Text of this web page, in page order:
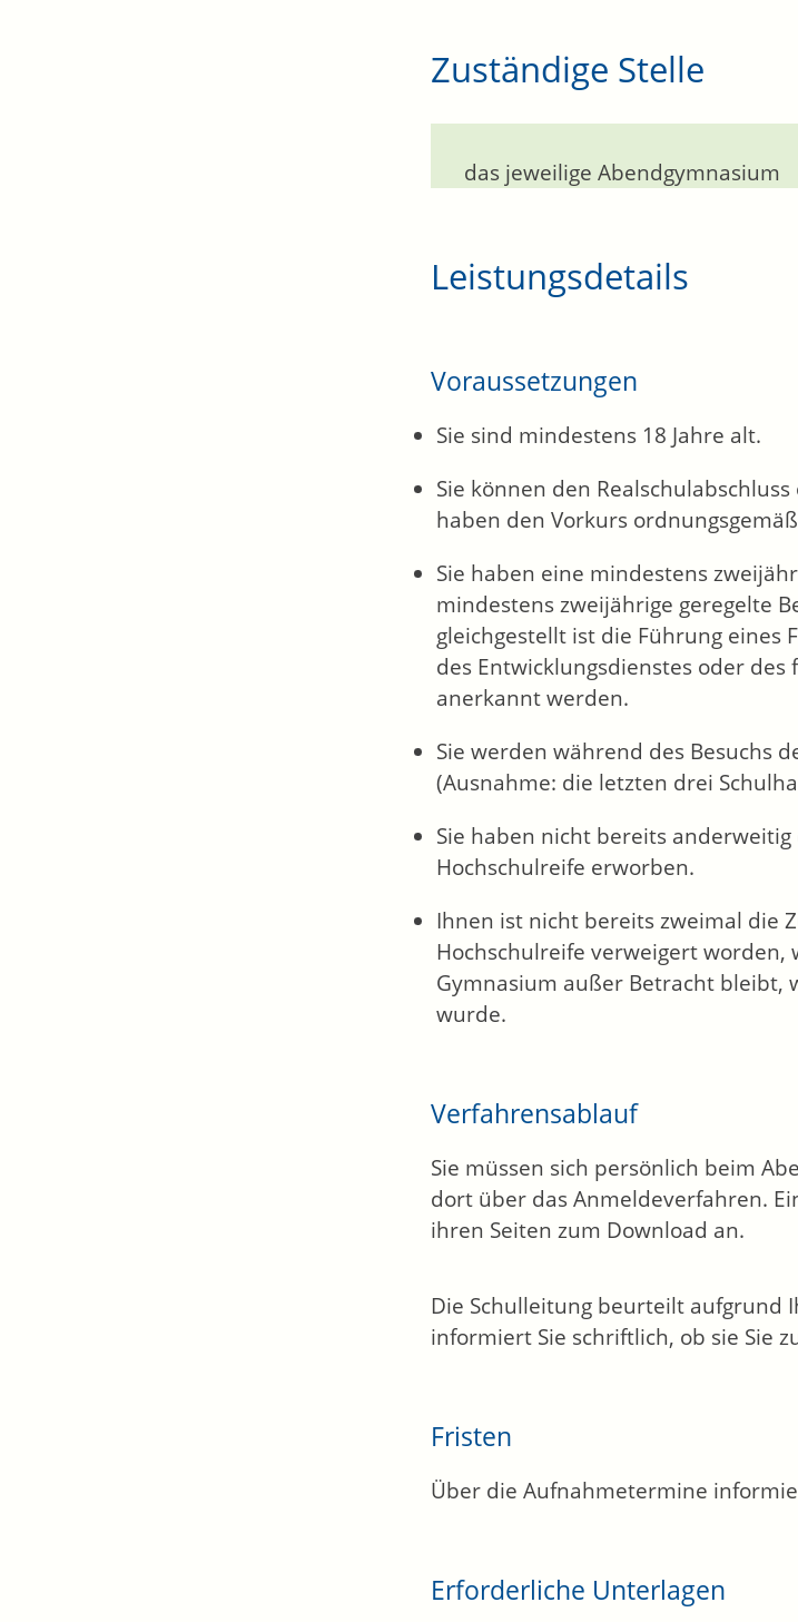
Zuständige Stelle
das jeweilige Abendgymnasium
Leistungsdetails
Voraussetzungen
Sie sind mindestens 18 Jahre alt.
Sie können den
haben den Vorkurs
Sie haben eine mindestens
mindestens zweijährige geregelte
gleichgestellt ist die Führung eines
des Entwicklungsdienstes oder
anerkannt werden.
Sie werden während des Besuchs
(Ausnahme: die letzten drei
Sie haben nicht bereits
Hochschulreife erworben.
Ihnen ist nicht bereits zweimal die
Hochschulreife verweigert worden,
Gymnasium außer Betracht bleibt,
wurde.
Verfahrensablauf
Sie müssen sich persönlich beim
dort über das Anmeldeverfahren.
ihren Seiten zum Download an.
Die Schulleitung beurteilt aufgrund
informiert Sie schriftlich, ob sie Sie
Fristen
Über die Aufnahmetermine
Erforderliche Unterlagen